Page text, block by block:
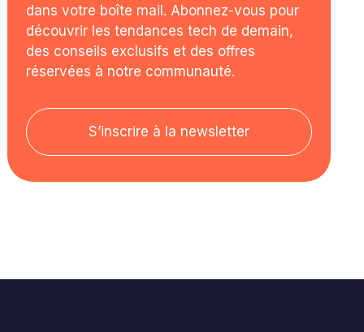
dans votre boîte mail. Abonnez-vous pour
découvrir les tendances tech de demain,
des conseils exclusifs et des offres
réservées à notre communauté.
S’inscrire à la newsletter